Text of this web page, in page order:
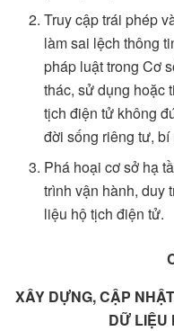
Truy cập trái phép
làm sai lệch thông
pháp luật trong Cơ
thác, sử dụng hoặc
tịch điện tử không
đời sống riêng tư,
Phá hoại cơ sở hạ
trình vận hành, duy
liệu hộ tịch điện tử.
XÂY DỰNG, CẬP
DỮ LIỆU